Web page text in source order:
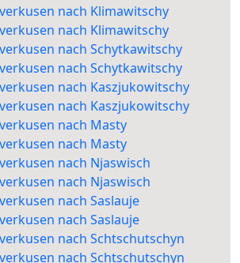
nach Klimawitschy
nach Klimawitschy
nach Schytkawitschy
nach Schytkawitschy
nach Kaszjukowitschy
nach Kaszjukowitschy
nach Masty
nach Masty
nach Njaswisch
nach Njaswisch
nach Saslauje
nach Saslauje
nach Schtschutschyn
nach Schtschutschyn